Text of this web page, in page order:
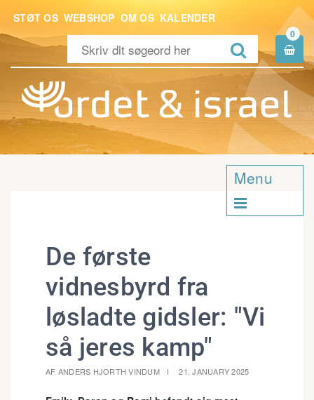
STØT OS WEBSHOP OM OS KALENDER

0

Menu

De første
vidnesbyrd fra
løsladte gidsler: "Vi
så jeres kamp"
AF ANDERS HJORTH VINDUM 21. JANUARY 2025